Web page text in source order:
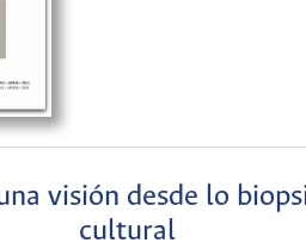
visión desde lo
cultural